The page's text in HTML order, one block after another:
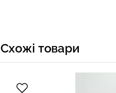
Схожі товари